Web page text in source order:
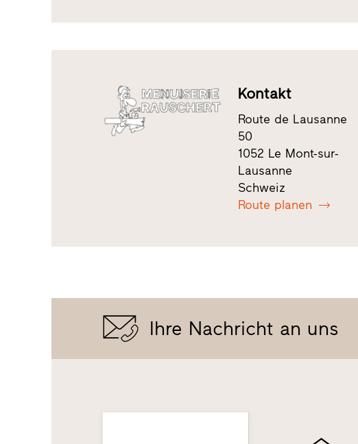
Kontakt
Route de Lausanne
50
1052 Le Mont-sur-
Lausanne
Schweiz
Route planen
Ihre Nachricht an uns